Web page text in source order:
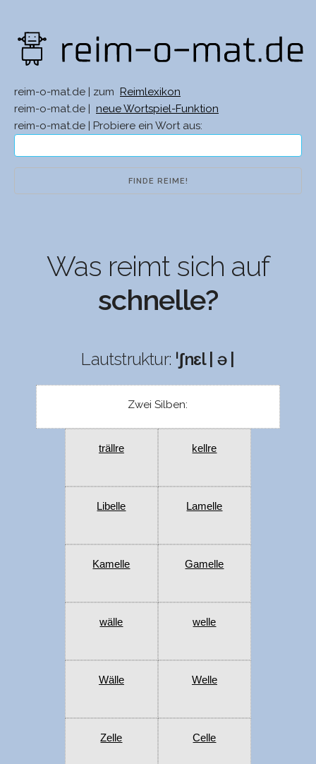
reim-o-mat.de | zum
Reimlexikon
reim-o-mat.de |
neue Wortspiel-Funktion
reim-o-mat.de | Probiere ein Wort aus:
Was reimt sich auf
schnelle?
Lautstruktur: ˈʃnɛl | ə |
Zwei Silben:
trällre kellre
Libelle Lamelle
Kamelle Gamelle
wälle welle
Wälle Welle
Zelle Celle